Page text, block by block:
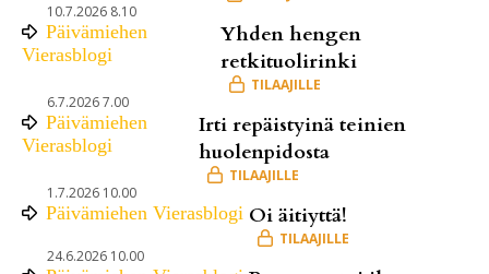
10.7.2026 8.10
Päivämiehen
Vierasblogi
Yhden hengen
retkituolirinki
6.7.2026 7.00
Päivämiehen
Vierasblogi
Irti repäistyinä teinien
huolenpidosta
1.7.2026 10.00
Päivämiehen Vierasblogi Oi äitiyttä!
24.6.2026 10.00